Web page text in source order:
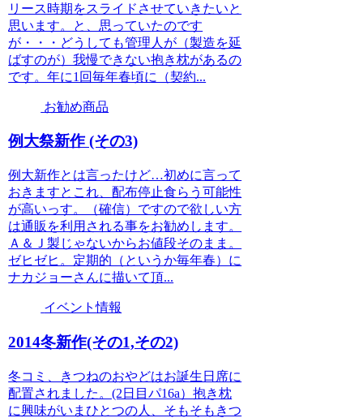
リース時期をスライドさせていきたいと
思います。と、思っていたのです
が・・・どうしても管理人が（製造を延
ばすのが）我慢できない抱き枕があるの
です。年に1回毎年春頃に（契約...
お勧め商品
例大祭新作 (その3)
例大新作とは言ったけど…初めに言って
おきますとこれ、配布停止食らう可能性
が高いっす。（確信）ですので欲しい方
は通販を利用される事をお勧めします。
Ａ＆Ｊ製じゃないからお値段そのまま。
ゼヒゼヒ。定期的（というか毎年春）に
ナカジョーさんに描いて頂...
イベント情報
2014冬新作(その1,その2)
冬コミ、きつねのおやどはお誕生日席に
配置されました。(2日目パ16a）抱き枕
に興味がいまひとつの人、そもそもきつ